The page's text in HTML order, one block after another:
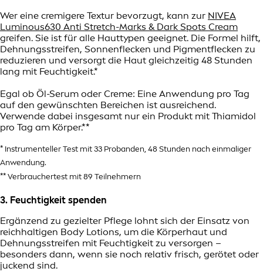
Wer eine cremigere Textur bevorzugt, kann zur NIVEA
Luminous630 Anti Stretch-Marks & Dark Spots Cream
greifen. Sie ist für alle Hauttypen geeignet. Die Formel hilft,
Dehnungsstreifen, Sonnenflecken und Pigmentflecken zu
reduzieren und versorgt die Haut gleichzeitig 48 Stunden
lang mit Feuchtigkeit.*
Egal ob Öl-Serum oder Creme: Eine Anwendung pro Tag
auf den gewünschten Bereichen ist ausreichend.
Verwende dabei insgesamt nur ein Produkt mit Thiamidol
pro Tag am Körper.**
* Instrumenteller Test mit 33 Probanden, 48 Stunden nach einmaliger
Anwendung.
** Verbrauchertest mit 89 Teilnehmern
3. Feuchtigkeit spenden
Ergänzend zu gezielter Pflege lohnt sich der Einsatz von
reichhaltigen Body Lotions, um die Körperhaut und
Dehnungsstreifen mit Feuchtigkeit zu versorgen –
besonders dann, wenn sie noch relativ frisch, gerötet oder
juckend sind.